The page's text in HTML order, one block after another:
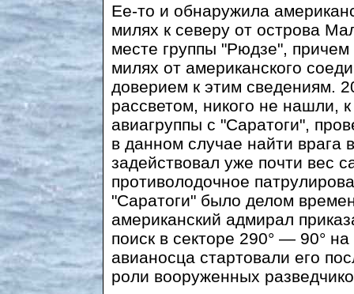
Ее-то и обнаружила
милях к северу от острова
месте группы "Рюдзе",
милях от американского
доверием к этим сведениям.
рассветом, никого не нашли,
авиагруппы с "Саратоги",
в данном случае найти врага
задействовал уже почти вес
противолодочное
"Саратоги" было делом
американский адмирал
поиск в секторе 290° — 90°
авианосца стартовали его
роли вооруженных